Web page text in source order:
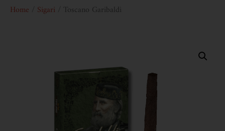
Home Sigari / Toscano Garibaldi